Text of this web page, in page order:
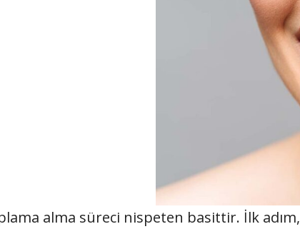
alma süreci nispeten basittir. İlk